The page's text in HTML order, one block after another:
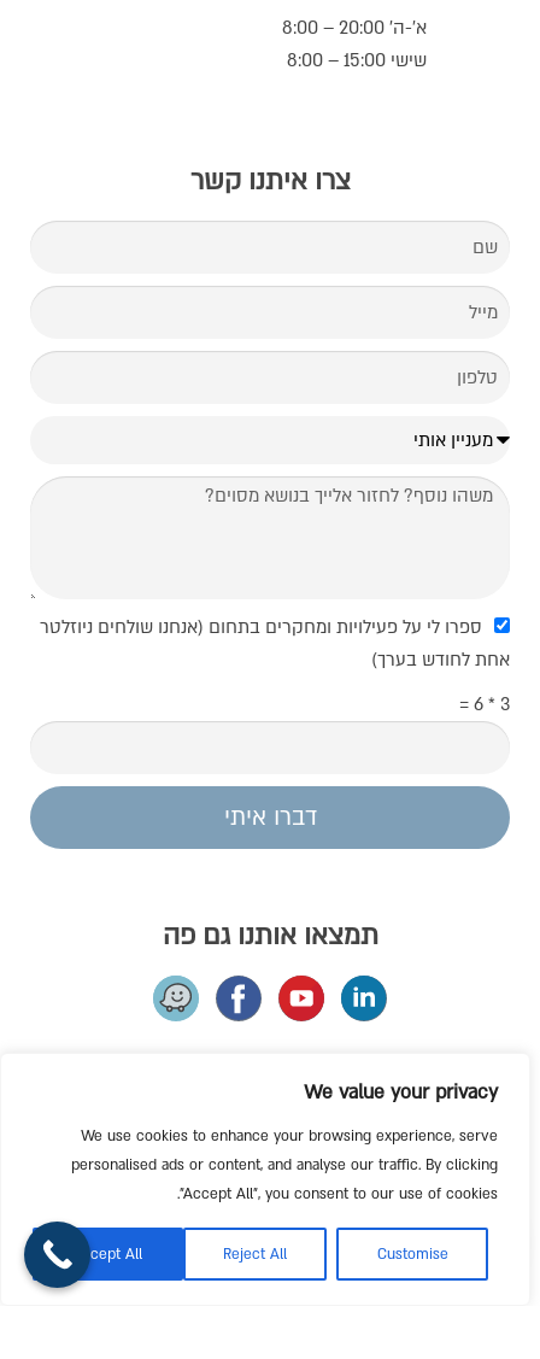
We value your privacy
We use cookies to enhance your browsing experience, serve
personalised ads or content, and analyse our traffic. By clicking
"Accept All", you consent to our use of cookies.
Customise
Reject All
Accept All
א’-ה’ 20:00 – 8:00
שישי 15:00 – 8:00
צרו איתנו קשר
ספרו לי על פעילויות ומחקרים בתחום (אנחנו שולחים ניוזלטר
אחת לחודש בערך)
3 * 6 =
דברו איתי
תמצאו אותנו גם פה
MBSR
MSC
מפגש התנסות
תשלומים וביטולים
מדיניות פרטיות
צור קשר
היי! אנחנו פה, יש לך שאלה?